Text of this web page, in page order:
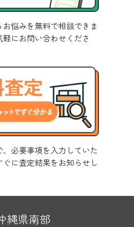
悩みを無料で相談できま
にお問い合わせくださ
必要事項を入力していた
に査定結果をお知らせし
縄県南部